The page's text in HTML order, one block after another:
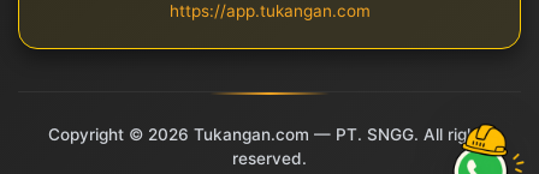
https://app.tukangan.com
Copyright © 2026 Tukangan.com — PT. SNGG. All rights
reserved.